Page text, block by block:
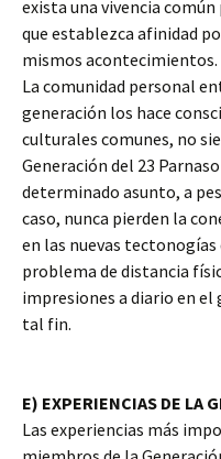
exista una vivencia
que establezca afinidad
mismos acontecimientos.
La comunidad personal
generación los hace
culturales comunes, no
Generación del 23
determinado asunto, a
caso, nunca pierden la
en las nuevas tectonogías
problema de distancia
impresiones a diario en
tal fin.
E) EXPERIENCIAS DE LA
Las experiencias más